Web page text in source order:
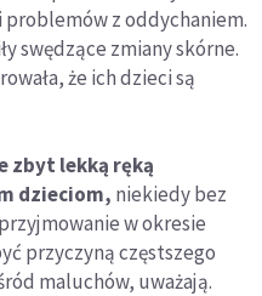
problemów z oddychaniem.
swędzące zmiany skórne.
że ich dzieci są
zbyt lekką ręką
dzieciom, niekiedy bez
w okresie
przyczyną częstszego
maluchów, uważają.